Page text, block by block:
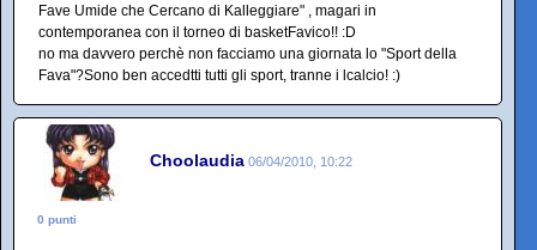
Fave Umide che Cercano di Kalleggiare" , magari in
contemporanea con il torneo di basketFavico!! :D
no ma davvero perchè non facciamo una giornata lo "Sport della
Fava"?Sono ben accedtti tutti gli sport, tranne i lcalcio! :)
Choolaudia 06/04/2010, 10:22
0 punti